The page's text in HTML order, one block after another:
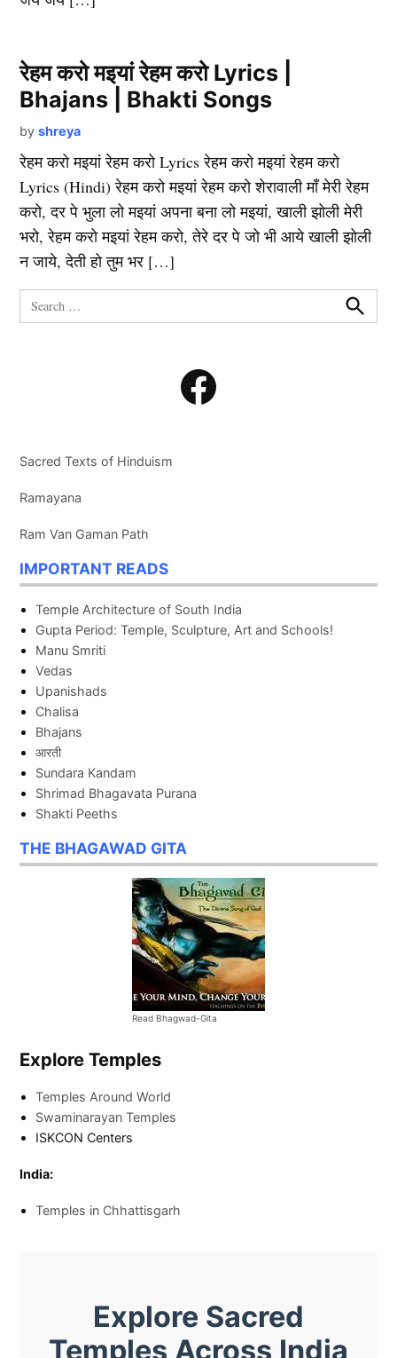
रेहम करो मइयां रेहम करो Lyrics |
Bhajans | Bhakti Songs
by shreya
रेहम करो मइयां रेहम करो Lyrics रेहम करो मइयां रेहम करो
Lyrics (Hindi) रेहम करो मइयां रेहम करो शेरावाली माँ मेरी रेहम
करो, दर पे भुला लो मइयां अपना बना लो मइयां, खाली झोली मेरी
भरो, रेहम करो मइयां रेहम करो, तेरे दर पे जो भी आये खाली झोली
न जाये, देती हो तुम भर […]
Search
for:
Search
Facebook
Sacred Texts of Hinduism
Ramayana
Ram Van Gaman Path
IMPORTANT READS
Temple Architecture of South India
Gupta Period: Temple, Sculpture, Art and Schools!
Manu Smriti
Vedas
Upanishads
Chalisa
Bhajans
आरती
Sundara Kandam
Shrimad Bhagavata Purana
Shakti Peeths
THE BHAGAWAD GITA
Read Bhagwad-Gita
Explore Temples
Temples Around World
Swaminarayan Temples
ISKCON Centers
India:
Temples in Chhattisgarh
Explore Sacred
Temples Across India